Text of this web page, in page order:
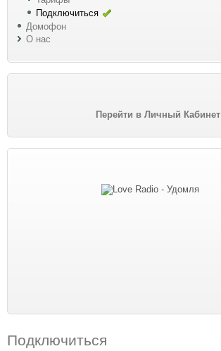
Подключиться
Домофон
О нас
Перейти в Личный Кабинет
Подключиться